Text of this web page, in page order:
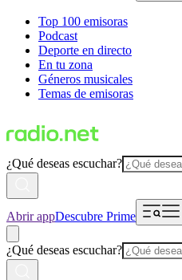
Top 100 emisoras
Podcast
Deporte en directo
En tu zona
Géneros musicales
Temas de emisoras
¿Qué deseas escuchar?
Abrir appDescubre Prime
¿Qué deseas escuchar?